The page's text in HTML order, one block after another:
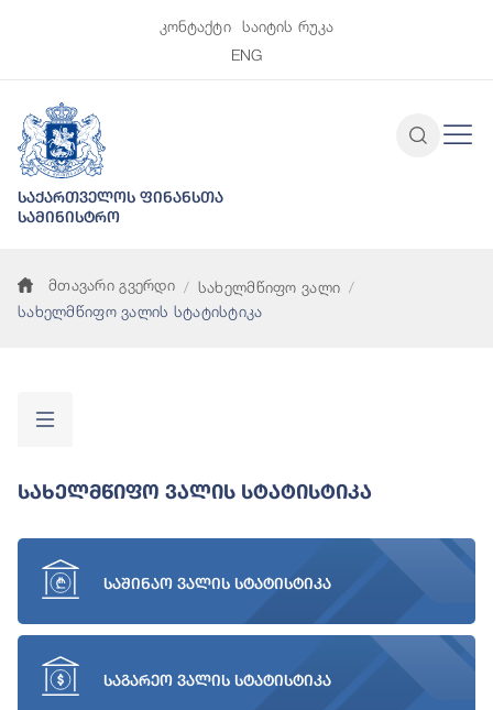
კონტაქტი
საიტის რუკა
ENG
საქართველოს ფინანსთა
სამინისტრო
მთავარი გვერდი
სახელმწიფო ვალი
სახელმწიფო ვალის სტატისტიკა
Სახელმწიფო Ვალის Სტატისტიკა
საშინაო ვალის სტატისტიკა
საგარეო ვალის სტატისტიკა